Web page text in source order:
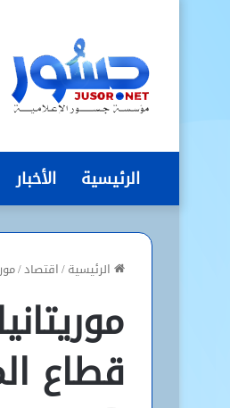
الرئيسية الأخبار
الرئيسية/اقتصاد/
قطاع